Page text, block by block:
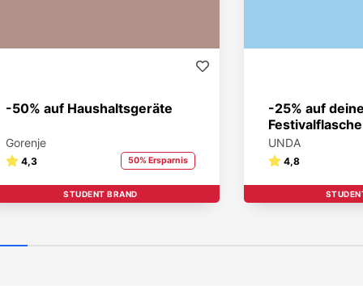
-50% auf Haushaltsgeräte
Gorenje
4,3 50% Ersparnis
STUDENT BRAND
-25% auf deine
Festivalflasche
UNDA
4,8